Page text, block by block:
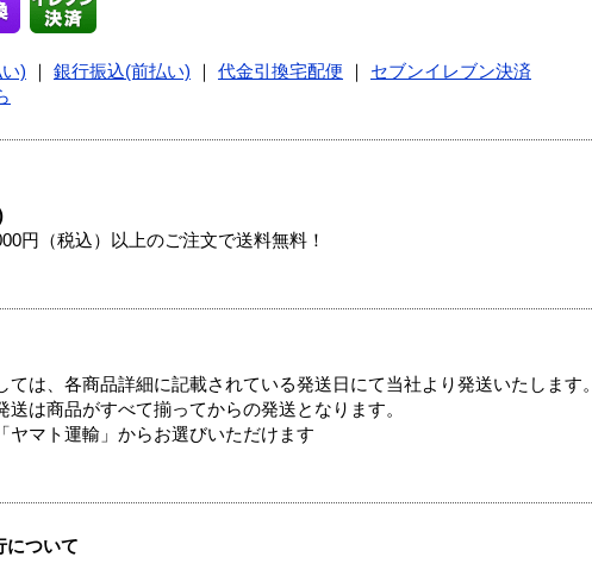
) 銀行振込(前払い) 代金引換宅配便
セブンイレブン決済
円（税込）以上のご注文で送料無料！
は、各商品詳細に記載されている発送日にて当社より発送いたします。
は商品がすべて揃ってからの発送となります。
マト運輸」からお選びいただけます
について